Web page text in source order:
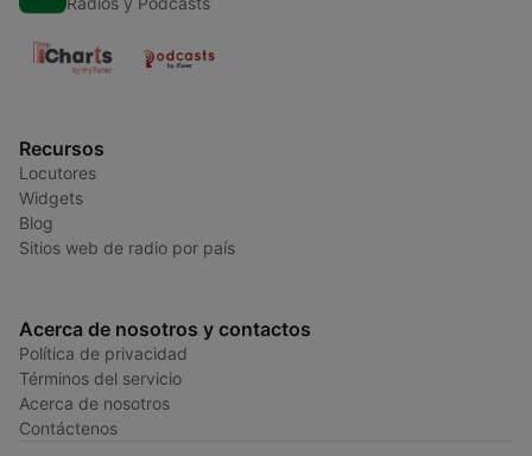
Recursos
Locutores
Widgets
Blog
Sitios web de radio por país
Acerca de nosotros y contactos
Política de privacidad
Términos del servicio
Acerca de nosotros
Contáctenos